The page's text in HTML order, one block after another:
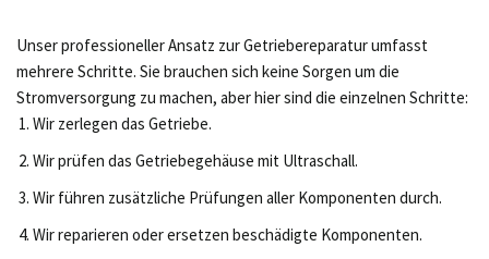
Unser professioneller Ansatz zur Getriebereparatur umfasst
mehrere Schritte. Sie brauchen sich keine Sorgen um die
Stromversorgung zu machen, aber hier sind die einzelnen Schritte:
Wir zerlegen das Getriebe.
Wir prüfen das Getriebegehäuse mit Ultraschall.
Wir führen zusätzliche Prüfungen aller Komponenten durch.
Wir reparieren oder ersetzen beschädigte Komponenten.